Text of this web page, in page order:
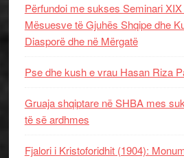
Përfundoi me sukses Seminari
Mësuesve të Gjuhës Shqipe dhe
Diasporë dhe në Mërgatë
Pse dhe kush e vrau Hasan Riza
Gruaja shqiptare në SHBA mes
të së ardhmes
Fjalori i Kristoforidhit (1904):